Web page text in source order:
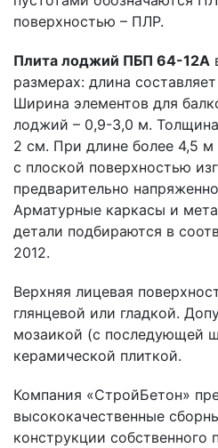
поверхностью – ПЛР.
Плита лоджий ПБП 64-12А
размерах: длина
Ширина элементов для
лоджий – 0,9-3,0 м.
2 см. При длине более 4,5 м
с плоской поверхностью
предварительно
Арматурные каркасы и
детали подбираются в
2012.
Верхняя лицевая
глянцевой или гладкой.
мозаикой (с последующей
керамической плиткой.
Компания «СтройБетон»
высококачественные
конструкции собственного